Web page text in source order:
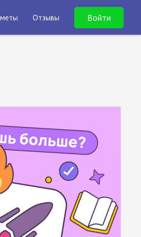
Отзывы Войти